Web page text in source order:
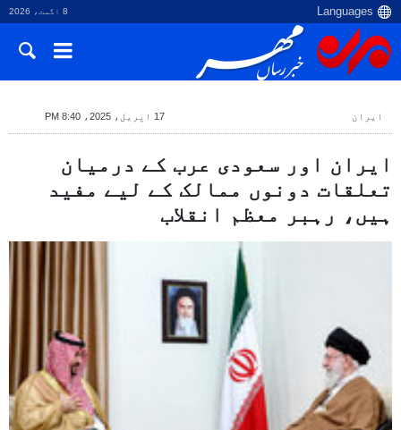
8 اگست، 2026
ایران 17 اپریل، 2025، 8:40 PM
ایران اور سعودی عرب کے درمیان
تعلقات دونوں ممالک کے لیے مفید
ہیں، رہبر معظم انقلاب